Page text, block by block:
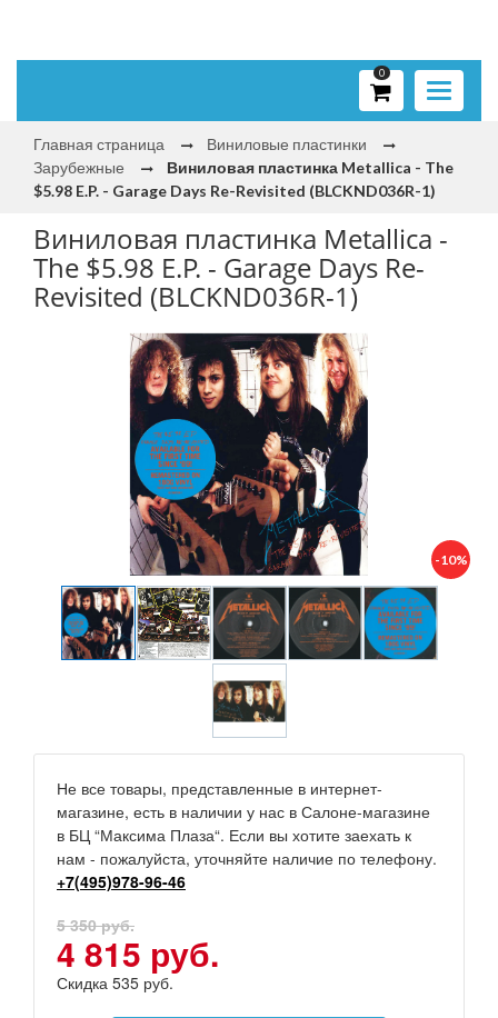
Toggle
0
Главная страница
Виниловые пластинки
Зарубежные
Виниловая пластинка Metallica - The
$5.98 E.P. - Garage Days Re-Revisited (BLCKND036R-1)
Виниловая пластинка Metallica -
The $5.98 E.P. - Garage Days Re-
Revisited (BLCKND036R-1)
-10%
Не все товары, представленные в интернет-
магазине, есть в наличии у нас в Салоне-магазине
в БЦ “Максима Плаза“. Если вы хотите заехать к
нам - пожалуйста, уточняйте наличие по телефону.
+7(495)978-96-46
5 350 руб.
4 815 руб.
Скидка 535 руб.